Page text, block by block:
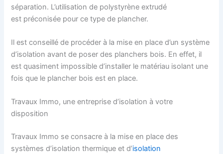
séparation. L’utilisation de polystyrène extrudé
est préconisée pour ce type de plancher.
Il est conseillé de procéder à la mise en place d’un système
d’isolation avant de poser des planchers bois. En effet, il
est quasiment impossible d’installer le matériau isolant une
fois que le plancher bois est en place.
Travaux Immo, une entreprise d’isolation à votre
disposition
Travaux Immo se consacre à la mise en place des
systèmes d’isolation thermique et d’isolation